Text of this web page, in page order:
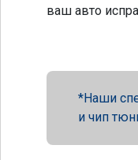
ваш авто
Наши
и чип